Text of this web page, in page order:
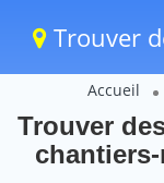
Trouver
Accueil
Trouver